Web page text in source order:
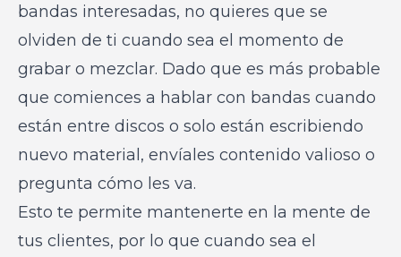
bandas interesadas, no quieres que se
olviden de ti cuando sea el momento de
grabar o mezclar. Dado que es más probable
que comiences a hablar con bandas cuando
están entre discos o solo están escribiendo
nuevo material, envíales contenido valioso o
pregunta cómo les va.
Esto te permite mantenerte en la mente de
tus clientes, por lo que cuando sea el